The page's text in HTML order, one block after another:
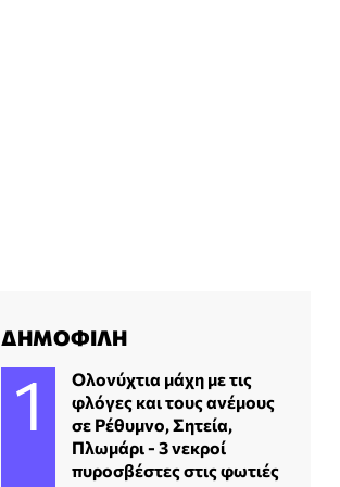
ΔΗΜΟΦΙΛΗ
Ολονύχτια μάχη με τις
φλόγες και τους ανέμους
σε Ρέθυμνο, Σητεία,
Πλωμάρι - 3 νεκροί
πυροσβέστες στις φωτιές